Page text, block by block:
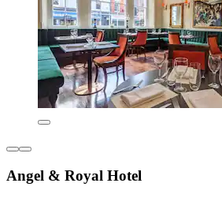
Angel & Royal Hotel